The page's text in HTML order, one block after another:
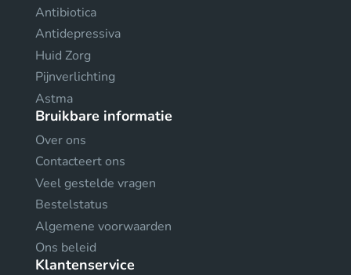
Antibiotica
Antidepressiva
Huid Zorg
Pijnverlichting
Astma
Bruikbare informatie
Over ons
Contacteert ons
Veel gestelde vragen
Bestelstatus
Algemene voorwaarden
Ons beleid
Klantenservice